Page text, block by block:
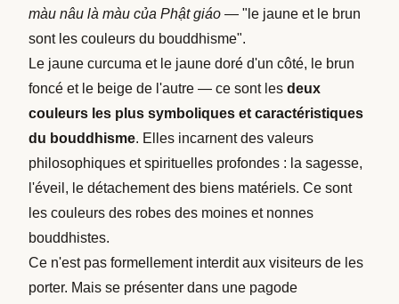
màu nâu là màu của Phật giáo — "le jaune et le brun
sont les couleurs du bouddhisme".
Le jaune curcuma et le jaune doré d'un côté, le brun
foncé et le beige de l'autre — ce sont les deux
couleurs les plus symboliques et caractéristiques
du bouddhisme. Elles incarnent des valeurs
philosophiques et spirituelles profondes : la sagesse,
l'éveil, le détachement des biens matériels. Ce sont
les couleurs des robes des moines et nonnes
bouddhistes.
Ce n'est pas formellement interdit aux visiteurs de les
porter. Mais se présenter dans une pagode